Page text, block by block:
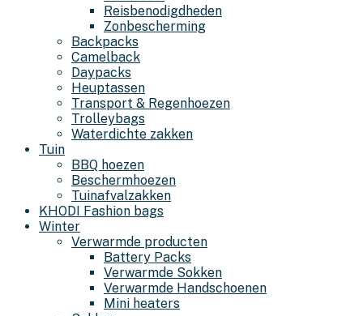
Reisbenodigdheden
Zonbescherming
Backpacks
Camelback
Daypacks
Heuptassen
Transport & Regenhoezen
Trolleybags
Waterdichte zakken
Tuin
BBQ hoezen
Beschermhoezen
Tuinafvalzakken
KHODI Fashion bags
Winter
Verwarmde producten
Battery Packs
Verwarmde Sokken
Verwarmde Handschoenen
Mini heaters